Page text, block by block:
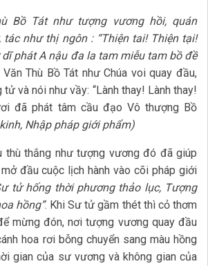
Bồ Tát như tượng vương hồi, quán
tác như thị ngôn : “Thiện tai! Thiện tại!
phát A nậu đa la tam miễu tam bồ đề
Thù Bồ Tát như Chúa voi quay đầu,
tử và nói như vầy: “Lành thay! Lành thay!
đã phát tâm cầu đạo Vô thượng Bồ
Nhập pháp giới phẩm)
thù thắng như tượng vương đó đã giúp
đầu cuộc lịch hành vào cõi pháp giới
tử hống thời phương thảo lục, Tượng
hồng”. Khi Sư tử gầm thét thì cỏ thơm
mừng đón, nơi tượng vương quay đầu
hoa rơi bỗng chuyển sang màu hồng
gian của sư vương và không gian của